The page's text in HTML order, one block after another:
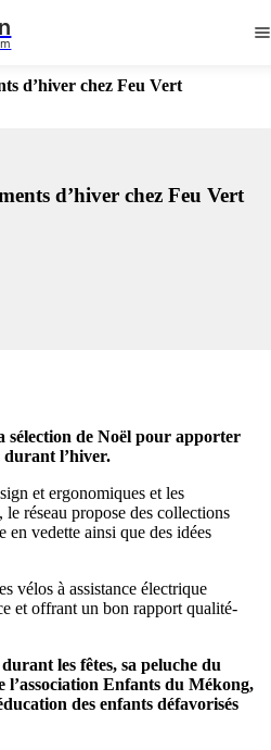
d’hiver chez Feu Vert
d’hiver chez Feu Vert
sélection de Noël pour apporter
durant l’hiver.
et ergonomiques et les
réseau propose des collections
vedette ainsi que des idées
vélos à assistance électrique
et offrant un bon rapport qualité-
les fêtes, sa peluche du
l’association Enfants du Mékong,
des enfants défavorisés